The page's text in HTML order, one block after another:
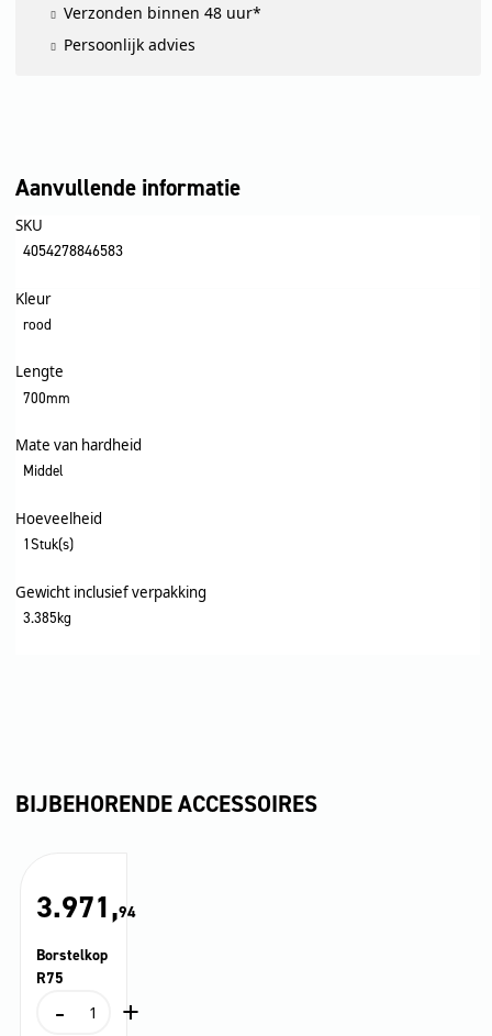
Verzonden binnen 48 uur*
Persoonlijk advies
Aanvullende informatie
SKU
4054278846583
Kleur
rood
Lengte
700mm
Mate van hardheid
Middel
Hoeveelheid
1Stuk(s)
Gewicht inclusief verpakking
3.385kg
BIJBEHORENDE ACCESSOIRES
3.971,94
Borstelkop
R75
-
Borstelkop
+